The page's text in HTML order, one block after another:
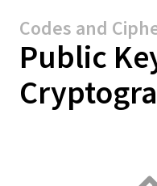
Codes and
Public